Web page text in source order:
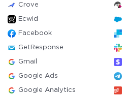
Crove
Ecwid
Facebook
GetResponse
Gmail
Google Ads
Google Analytics